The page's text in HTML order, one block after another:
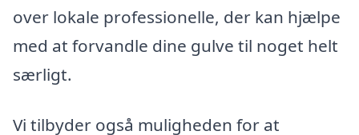
over lokale professionelle, der kan hjælpe
med at forvandle dine gulve til noget helt
særligt.
Vi tilbyder også muligheden for at